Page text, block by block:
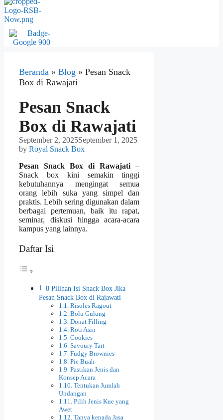
Beranda » Blog » Pesan Snack
Box di Rawajati
Pesan Snack
Box di Rawajati
September 2, 2025September 1, 2025
by Royal Snack Box
Pesan Snack Box di Rawajati –
Snack box kini semakin tinggi
kebutuhannya mengingat semua
orang lebih suka yang simpel dan
praktis. Lebih sering digunakan dalam
berbagai pertemuan, baik itu rapat,
seminar, diskusi hingga acara-acara
kampus yang lainnya.
Daftar Isi
8 Pilihan Isi Snack Box Jika
Pesan Snack Box di Rajawati
Risoles Ragout
Bolu Gulung
Donat Filling
Roti Asin
Cookies
Savoury Tart
Fudgy Brownies
Pie Buah
Pastikan Jenis dan
Konsep Acara
Tentukan Jumlah
Undangan
Pilih Jenis Kue yang
Awet
Tanya kepada Jasa